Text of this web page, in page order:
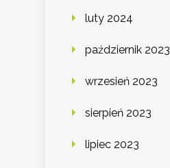
luty 2024
październik 2023
wrzesień 2023
sierpień 2023
lipiec 2023